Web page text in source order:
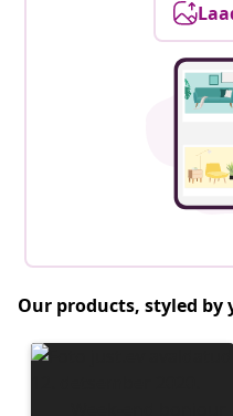
Our products, styled by